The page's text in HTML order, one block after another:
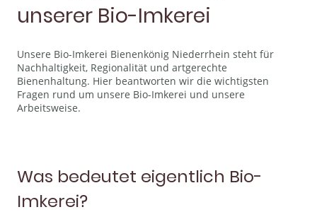
unserer Bio-Imkerei
Unsere Bio-Imkerei Bienenkönig Niederrhein steht für
Nachhaltigkeit, Regionalität und artgerechte
Bienenhaltung. Hier beantworten wir die wichtigsten
Fragen rund um unsere Bio-Imkerei und unsere
Arbeitsweise.
Was bedeutet eigentlich Bio-
Imkerei?